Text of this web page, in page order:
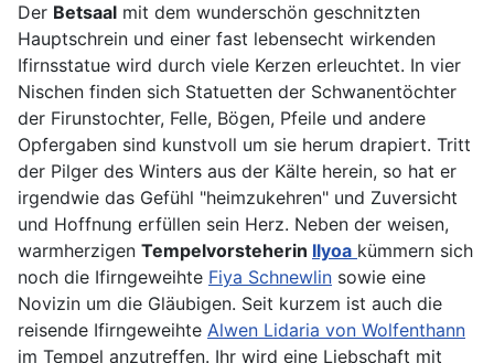
Der Betsaal mit dem wunderschön geschnitzten
Hauptschrein und einer fast lebensecht wirkenden
Ifirnsstatue wird durch viele Kerzen erleuchtet. In vier
Nischen finden sich Statuetten der Schwanentöchter
der Firunstochter, Felle, Bögen, Pfeile und andere
Opfergaben sind kunstvoll um sie herum drapiert. Tritt
der Pilger des Winters aus der Kälte herein, so hat er
irgendwie das Gefühl "heimzukehren" und Zuversicht
und Hoffnung erfüllen sein Herz. Neben der weisen,
warmherzigen Tempelvorsteherin Ilyoa kümmern sich
noch die Ifirngeweihte Fiya Schnewlin sowie eine
Novizin um die Gläubigen. Seit kurzem ist auch die
reisende Ifirngeweihte Alwen Lidaria von Wolfenthann
im Tempel anzutreffen. Ihr wird eine Liebschaft mit